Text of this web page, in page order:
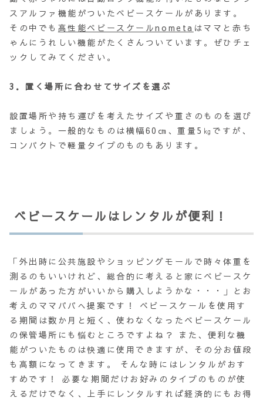
スアルファ機能がついたベビースケールがあります。
その中でも 高性能ベビースケールnometa はママと赤ち
ゃんにうれしい機能がたくさんついています。ぜひチェ
ックしてみてください。
3．置く場所に合わせてサイズを選ぶ
設置場所や持ち運びを考えたサイズや重さのものを選び
ましょう。一般的なものは横幅60㎝、重量5㎏ですが、
コンパクトで軽量タイプのものもあります。
ベビースケールはレンタルが便利！
「外出時に公共施設やショッピングモールで時々体重を
測るのもいいけれど、総合的に考えると家にベビースケ
ールがあった方がいいから購入しようかな・・・」とお
考えのママパパへ提案です！ ベビースケールを使用す
る期間は数か月と短く、使わなくなったベビースケール
の保管場所にも悩むところですよね？ また、便利な機
能がついたものは快適に使用できますが、その分お値段
も高額になってきます。 そんな時にはレンタルがおす
すめです！ 必要な期間だけお好みのタイプのものが使
えるだけでなく、上手にレンタルすれば経済的にもお得